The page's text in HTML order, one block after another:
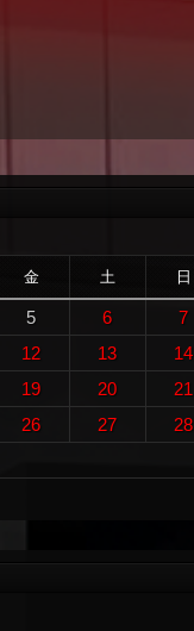
金 土 日
5 6
7
12 13
14
19 20
21
26 27
28